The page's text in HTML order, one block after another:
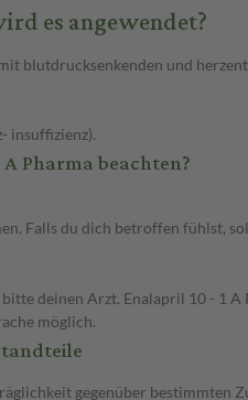
es angewendet?
blutdrucksenkenden und
insuffizienz).
Pharma beachten?
Falls du dich betroffen fühlst,
deinen Arzt. Enalapril 10 - 1
möglich.
gegenüber bestimmten